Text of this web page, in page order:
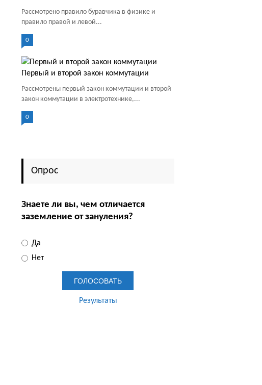
Рассмотрено правило буравчика в физике и
правило правой и левой...
0
Первый и второй закон коммутации
Рассмотрены первый закон коммутации и второй
закон коммутации в электротехнике,...
0
Опрос
Знаете ли вы, чем отличается
заземление от зануления?
Да
Нет
Результаты